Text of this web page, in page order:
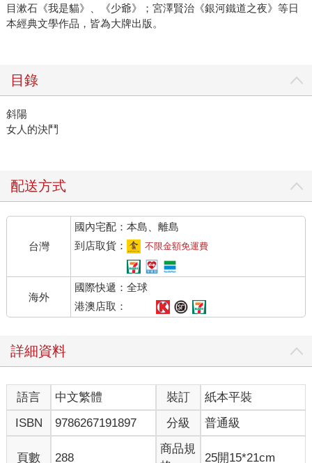
目漱石《我是貓》、《少爺》；宮澤賢治《銀河鐵道之夜》等日
本經典文學作品，皆為大牌出版。
目錄
斜陽
女人的決鬥
配送方式
台灣
國內宅配：本島、離島
到店取貨：
不限金額免運費
海外
國際快遞：全球
港澳店取：
詳細資料
語言 中文繁體 裝訂
紙本平裝
ISBN
9786267191897 分級 普通級
頁數 288
商品規
25開15*21cm